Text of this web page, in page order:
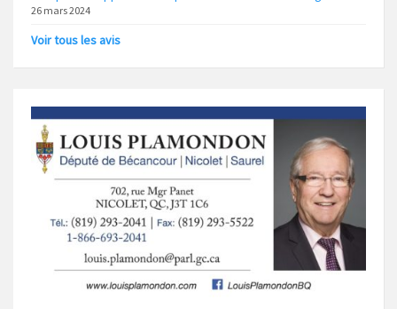
26 mars 2024
Voir tous les avis